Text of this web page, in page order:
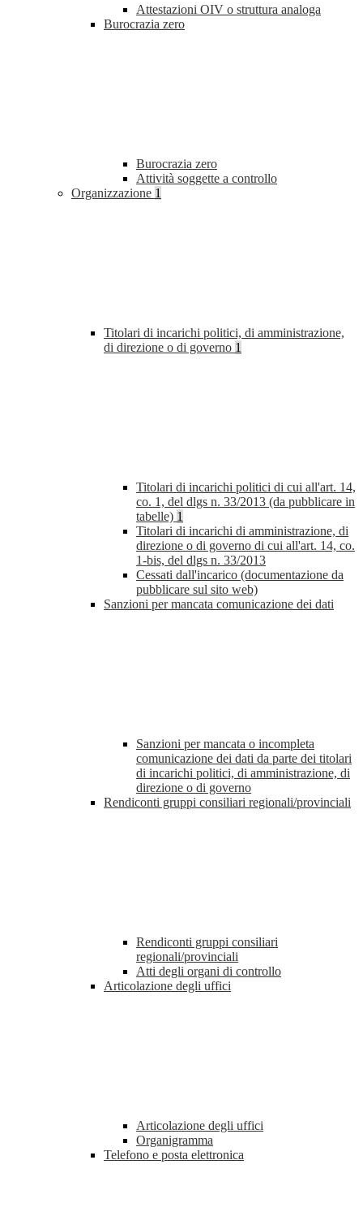
Attestazioni OIV o struttura analoga
Burocrazia zero
Burocrazia zero
Attività soggette a controllo
Organizzazione 1
Titolari di incarichi politici, di amministrazione,
di direzione o di governo 1
Titolari di incarichi politici di cui all'art. 14,
co. 1, del dlgs n. 33/2013 (da pubblicare in
tabelle) 1
Titolari di incarichi di amministrazione, di
direzione o di governo di cui all'art. 14, co.
1-bis, del dlgs n. 33/2013
Cessati dall'incarico (documentazione da
pubblicare sul sito web)
Sanzioni per mancata comunicazione dei dati
Sanzioni per mancata o incompleta
comunicazione dei dati da parte dei titolari
di incarichi politici, di amministrazione, di
direzione o di governo
Rendiconti gruppi consiliari regionali/provinciali
Rendiconti gruppi consiliari
regionali/provinciali
Atti degli organi di controllo
Articolazione degli uffici
Articolazione degli uffici
Organigramma
Telefono e posta elettronica